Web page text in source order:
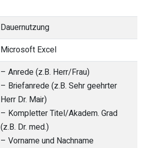
Dauernutzung
Microsoft Excel
– Anrede (z.B. Herr/Frau)
– Briefanrede (z.B. Sehr geehrter
Herr Dr. Mair)
– Kompletter Titel/Akadem. Grad
(z.B. Dr. med.)
– Vorname und Nachname